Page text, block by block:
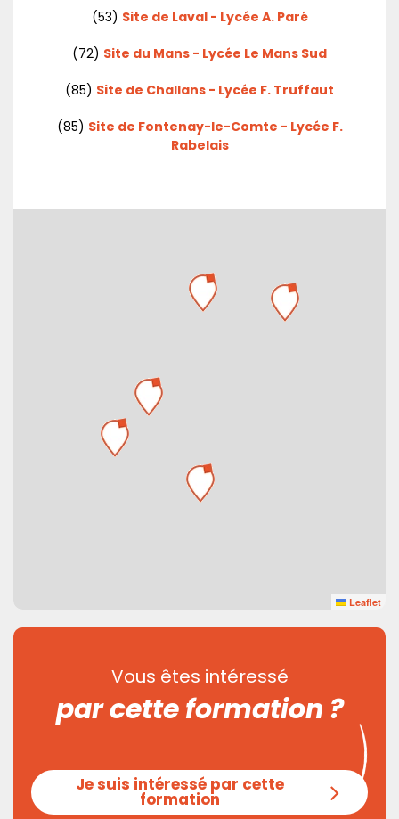
(53) Site de Laval - Lycée A. Paré
(72) Site du Mans - Lycée Le Mans Sud
(85) Site de Challans - Lycée F. Truffaut
(85) Site de Fontenay-le-Comte - Lycée F.
Rabelais
Leaflet
Vous êtes intéressé
par cette formation ?
Je suis intéressé par cette
formation